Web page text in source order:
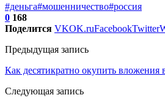
#деньга#мошенничество#россия
0 168
Поделится VKOK.ruFacebookTwitter
Предыдущая запись
Как десятикратно окупить вложения
Следующая запись